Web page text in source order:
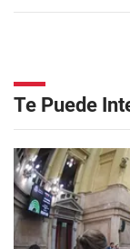
Te Puede